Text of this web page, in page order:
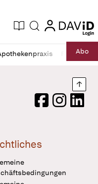
Ausgabe
Suche login
login
RechtAbo
FacebookInstagram